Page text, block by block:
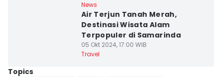
News
Air Terjun Tanah Merah,
Destinasi Wisata Alam
Terpopuler di Samarinda
05 Okt 2024, 17:00 WIB
Travel
Topics